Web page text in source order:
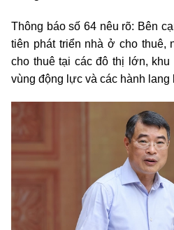
Thông báo số 64 nêu rõ: Bên
tiên phát triển nhà ở cho thuê,
cho thuê tại các đô thị lớn, khu
vùng động lực và các hành lang